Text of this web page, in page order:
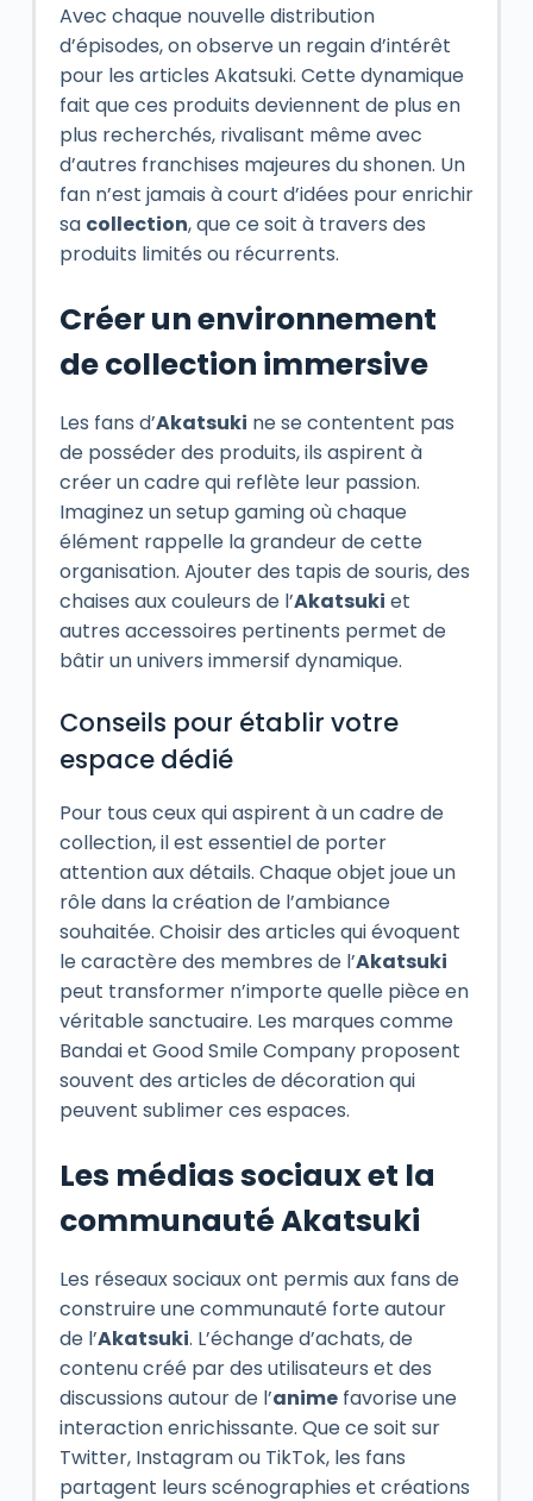
Avec chaque nouvelle distribution
d’épisodes, on observe un regain d’intérêt
pour les articles Akatsuki. Cette dynamique
fait que ces produits deviennent de plus en
plus recherchés, rivalisant même avec
d’autres franchises majeures du shonen. Un
fan n’est jamais à court d’idées pour enrichir
sa collection, que ce soit à travers des
produits limités ou récurrents.
Créer un environnement
de collection immersive
Les fans d’Akatsuki ne se contentent pas
de posséder des produits, ils aspirent à
créer un cadre qui reflète leur passion.
Imaginez un setup gaming où chaque
élément rappelle la grandeur de cette
organisation. Ajouter des tapis de souris, des
chaises aux couleurs de l’Akatsuki et
autres accessoires pertinents permet de
bâtir un univers immersif dynamique.
Conseils pour établir votre
espace dédié
Pour tous ceux qui aspirent à un cadre de
collection, il est essentiel de porter
attention aux détails. Chaque objet joue un
rôle dans la création de l’ambiance
souhaitée. Choisir des articles qui évoquent
le caractère des membres de l’Akatsuki
peut transformer n’importe quelle pièce en
véritable sanctuaire. Les marques comme
Bandai et Good Smile Company proposent
souvent des articles de décoration qui
peuvent sublimer ces espaces.
Les médias sociaux et la
communauté Akatsuki
Les réseaux sociaux ont permis aux fans de
construire une communauté forte autour
de l’Akatsuki. L’échange d’achats, de
contenu créé par des utilisateurs et des
discussions autour de l’animefavorise une
interaction enrichissante. Que ce soit sur
Twitter, Instagram ou TikTok, les fans
partagent leurs scénographies et créations